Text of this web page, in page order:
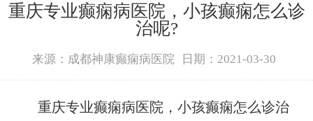
重庆专业癫痫病医院，小孩癫痫怎么诊
治呢?
来源：成都神康癫痫病医院 日期：2021-03-30
重庆专业癫痫病医院，小孩癫痫怎么诊治